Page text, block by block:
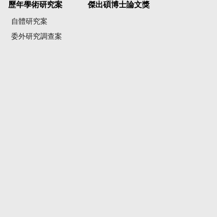
歷年學術研究案
自體研究案
委外研究調查案
傑出碩博士論文獎